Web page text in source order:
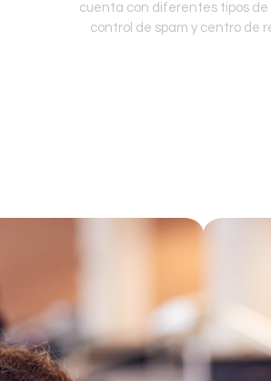
cuenta con diferentes tipos de
control de spam y centro de